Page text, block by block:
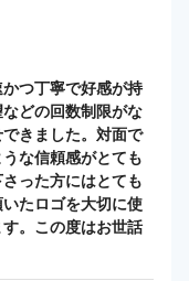
つ丁寧で好感が持
どの回数制限がな
きました。対面で
な信頼感がとても
った方にはとても
たロゴを大切に使
。この度はお世話